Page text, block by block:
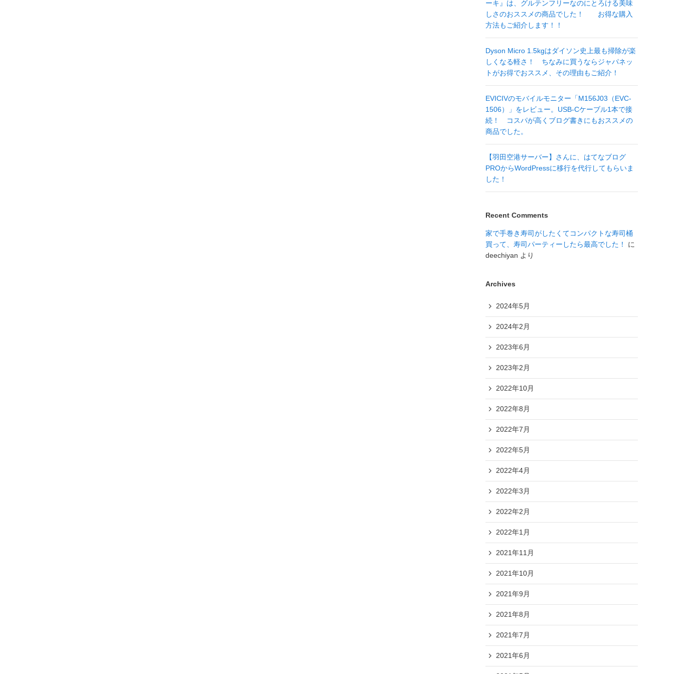
ーキ』は、グルテンフリーなのにとろける美味
しさのおススメの商品でした！ お得な購入
方法もご紹介します！！
Dyson Micro 1.5kgはダイソン史上最も掃除が楽
しくなる軽さ！ ちなみに買うならジャパネッ
トがお得でおススメ、その理由もご紹介！
EVICIVのモバイルモニター「M156J03（EVC-
1506）」をレビュー。USB-Cケーブル1本で接
続！ コスパが高くブログ書きにもおススメの
商品でした。
【羽田空港サーバー】さんに、はてなブログ
PROからWordPressに移行を代行してもらいま
した！
Recent Comments
家で手巻き寿司がしたくてコンパクトな寿司桶
買って、寿司パーティーしたら最高でした！
に
deechiyan より
Archives
2024年5月
2024年2月
2023年6月
2023年2月
2022年10月
2022年8月
2022年7月
2022年5月
2022年4月
2022年3月
2022年2月
2022年1月
2021年11月
2021年10月
2021年9月
2021年8月
2021年7月
2021年6月